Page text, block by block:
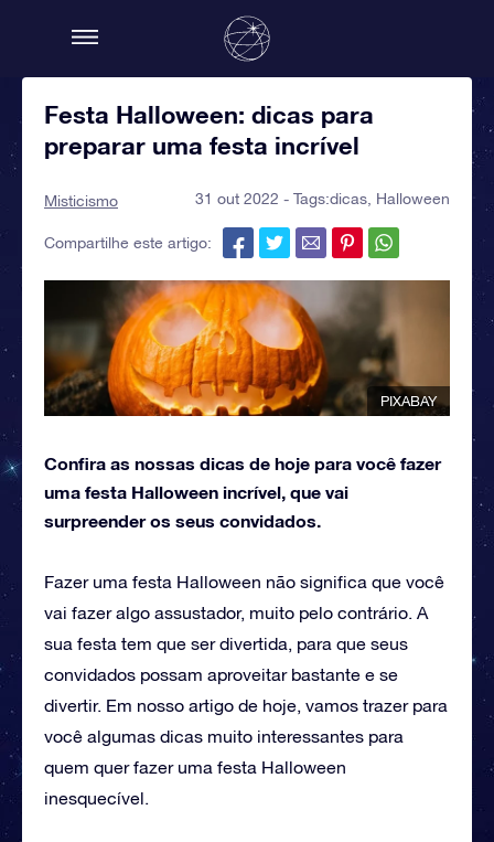
Festa Halloween: dicas para
preparar uma festa incrível
Misticismo 31 out 2022 - Tags:dicas Halloween
Compartilhe este artigo:
PIXABAY
Confira as nossas dicas de hoje para você fazer
uma festa Halloween incrível, que vai
surpreender os seus convidados.
Fazer uma festa Halloween não significa que você
vai fazer algo assustador, muito pelo contrário. A
sua festa tem que ser divertida, para que seus
convidados possam aproveitar bastante e se
divertir. Em nosso artigo de hoje, vamos trazer para
você algumas dicas muito interessantes para
quem quer fazer uma festa Halloween
inesquecível.